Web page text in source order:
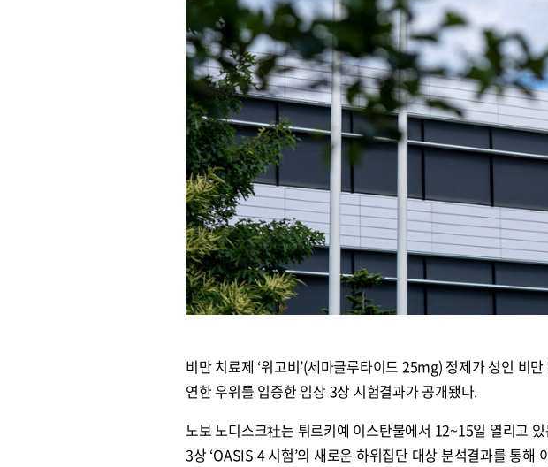
비만 치료제 ‘위고비’(세마글루타이드 25mg) 정제가 성인 비
연한 우위를 입증한 임상 3상 시험결과가 공개됐다.
노보 노디스크社는 튀르키예 이스탄불에서 12~15일 열리고
3상 ‘OASIS 4 시험’의 새로운 하위집단 대상 분석결과를 통해